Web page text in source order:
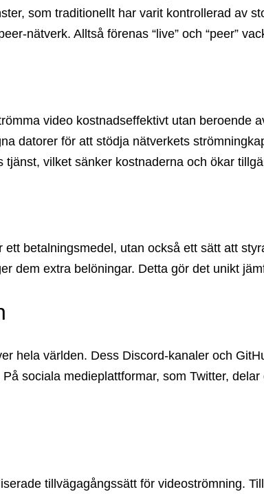
som traditionellt har varit kontrollerad av
nätverk. Alltså förenas “live” och “peer”
video kostnadseffektivt utan beroende
datorer för att stödja nätverkets
vilket sänker kostnaderna och ökar
betalningsmedel, utan också ett sätt att
dem extra belöningar. Detta gör det unikt
hela världen. Dess Discord-kanaler och
sociala medieplattformar, som Twitter,
tillvägagångssätt för videoströmning.